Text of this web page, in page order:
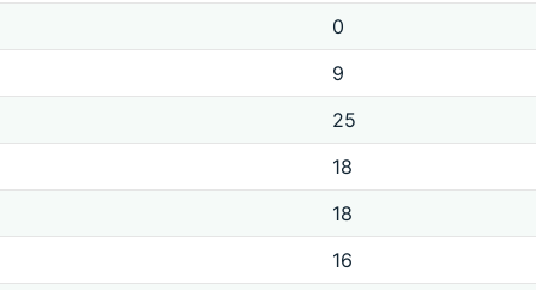
0
9
25
18
18
16